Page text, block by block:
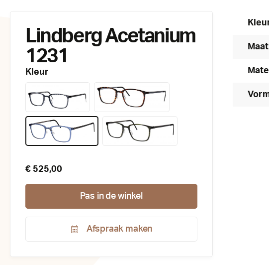
Lindberg Acetanium
1231
Kleur
€ 525,00
Pas in de winkel
Afspraak maken